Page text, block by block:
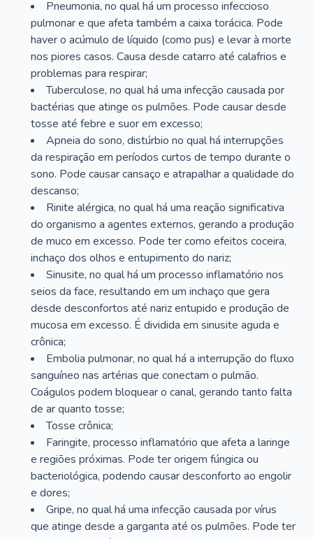
Pneumonia, no qual há um processo infeccioso
pulmonar e que afeta também a caixa torácica. Pode
haver o acúmulo de líquido (como pus) e levar à morte
nos piores casos. Causa desde catarro até calafrios e
problemas para respirar;
Tuberculose, no qual há uma infecção causada por
bactérias que atinge os pulmões. Pode causar desde
tosse até febre e suor em excesso;
Apneia do sono, distúrbio no qual há interrupções
da respiração em períodos curtos de tempo durante o
sono. Pode causar cansaço e atrapalhar a qualidade do
descanso;
Rinite alérgica, no qual há uma reação significativa
do organismo a agentes externos, gerando a produção
de muco em excesso. Pode ter como efeitos coceira,
inchaço dos olhos e entupimento do nariz;
Sinusite, no qual há um processo inflamatório nos
seios da face, resultando em um inchaço que gera
desde desconfortos até nariz entupido e produção de
mucosa em excesso. É dividida em sinusite aguda e
crônica;
Embolia pulmonar, no qual há a interrupção do fluxo
sanguíneo nas artérias que conectam o pulmão.
Coágulos podem bloquear o canal, gerando tanto falta
de ar quanto tosse;
Tosse crônica;
Faringite, processo inflamatório que afeta a laringe
e regiões próximas. Pode ter origem fúngica ou
bacteriológica, podendo causar desconforto ao engolir
e dores;
Gripe, no qual há uma infecção causada por vírus
que atinge desde a garganta até os pulmões. Pode ter